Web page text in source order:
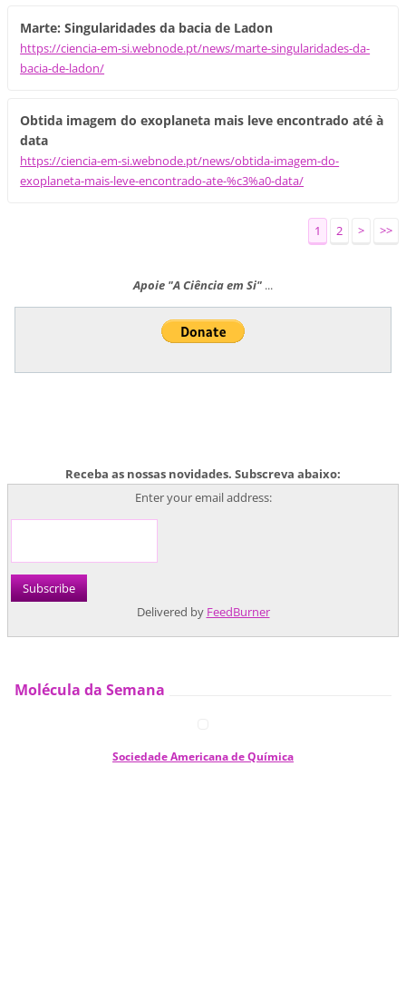
Marte: Singularidades da bacia de Ladon
https://ciencia-em-si.webnode.pt/news/marte-singularidades-da-
bacia-de-ladon/
Obtida imagem do exoplaneta mais leve encontrado até à
data
https://ciencia-em-si.webnode.pt/news/obtida-imagem-do-
exoplaneta-mais-leve-encontrado-ate-%c3%a0-data/
1 2 > >>
Apoie "A Ciência em Si" ...
Receba as nossas novidades. Subscreva abaixo:
Enter your email address:
Delivered by FeedBurner
Molécula da Semana
Sociedade Americana de Química